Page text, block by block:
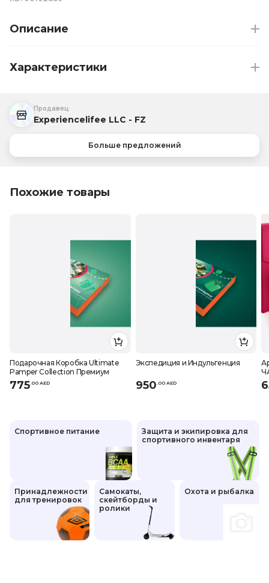
Описание
Характеристики
Продавец
Experiencelifee LLC - FZ
Больше предложений
Похожие товары
Подарочная Коробка Ultimate
Pamper Collection Премиум
775 00 AED
Экспедиция и Индульгенция
950 00 AED
Спортивное питание
Защита и экипировка для
спортивного инвентаря
Принадлежности
для тренировок
Самокаты,
скейтборды и
ролики
Охота и рыбалка